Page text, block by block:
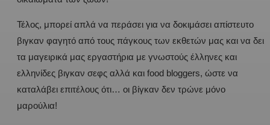
Τέλος, μπορεί απλά να περάσει για να δοκιμάσει απίστευτο
βιγκαν φαγητό από τους πάγκους των εκθετών μας και να δει
τα μαγειρικά μας εργαστήρια με γνωστούς έλληνες και
ελληνίδες βιγκαν σεφς αλλά και food bloggers, ώστε να
καταλάβει επιτέλους ότι… οι βίγκαν δεν τρώνε μόνο
μαρούλια!